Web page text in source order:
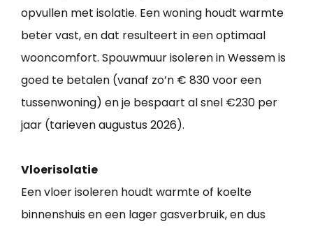
opvullen met isolatie. Een woning houdt warmte
beter vast, en dat resulteert in een optimaal
wooncomfort. Spouwmuur isoleren in Wessem is
goed te betalen (vanaf zo’n € 830 voor een
tussenwoning) en je bespaart al snel €230 per
jaar (tarieven augustus 2026).
Vloerisolatie
Een vloer isoleren houdt warmte of koelte
binnenshuis en een lager gasverbruik, en dus